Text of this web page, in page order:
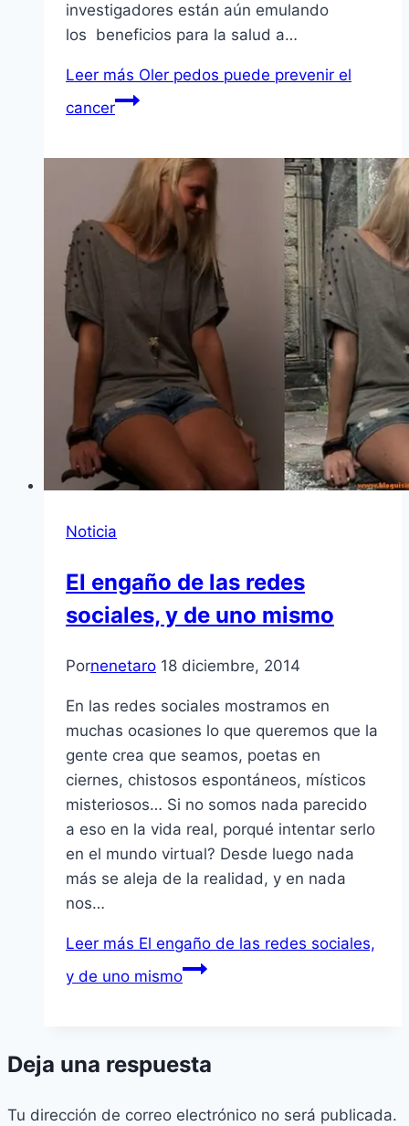
investigadores están aún emulando
los beneficios para la salud a…
Leer más Oler pedos puede prevenir el
cancer
Noticia
El engaño de las redes
sociales, y de uno mismo
Pornenetaro 18 diciembre, 2014
En las redes sociales mostramos en
muchas ocasiones lo que queremos que la
gente crea que seamos, poetas en
ciernes, chistosos espontáneos, místicos
misteriosos… Si no somos nada parecido
a eso en la vida real, porqué intentar serlo
en el mundo virtual? Desde luego nada
más se aleja de la realidad, y en nada
nos…
Leer más El engaño de las redes sociales,
y de uno mismo
Deja una respuesta
Tu dirección de correo electrónico no será publicada.